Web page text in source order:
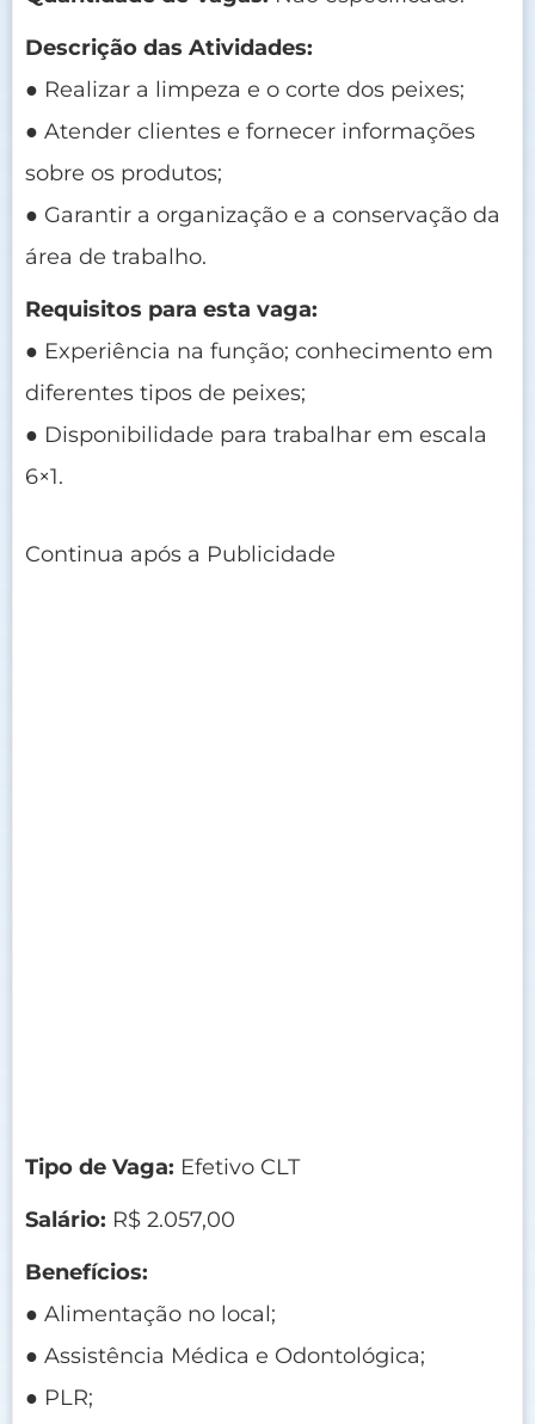
Descrição das Atividades:
● Realizar a limpeza e o corte dos peixes;
● Atender clientes e fornecer informações
sobre os produtos;
● Garantir a organização e a conservação da
área de trabalho.
Requisitos para esta vaga:
● Experiência na função; conhecimento em
diferentes tipos de peixes;
● Disponibilidade para trabalhar em escala
6×1.
Continua após a Publicidade
Tipo de Vaga: Efetivo CLT
Salário: R$ 2.057,00
Benefícios:
● Alimentação no local;
● Assistência Médica e Odontológica;
● PLR;